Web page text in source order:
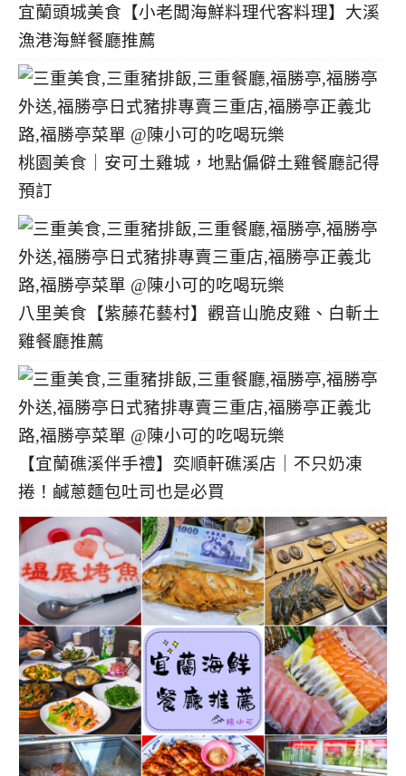
宜蘭頭城美食【小老闆海鮮料理代客料理】大溪
漁港海鮮餐廳推薦
桃園美食｜安可土雞城，地點偏僻土雞餐廳記得
預訂
八里美食【紫藤花藝村】觀音山脆皮雞、白斬土
雞餐廳推薦
【宜蘭礁溪伴手禮】奕順軒礁溪店｜不只奶凍
捲！鹹蔥麵包吐司也是必買